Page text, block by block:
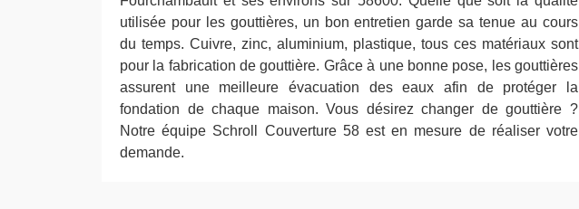
utilisée pour les gouttières, un bon entretien garde sa tenue au cours
du temps. Cuivre, zinc, aluminium, plastique, tous ces matériaux sont
pour la fabrication de gouttière. Grâce à une bonne pose, les gouttières
assurent une meilleure évacuation des eaux afin de protéger la
fondation de chaque maison. Vous désirez changer de gouttière ?
Notre équipe Schroll Couverture 58 est en mesure de réaliser votre
demande.